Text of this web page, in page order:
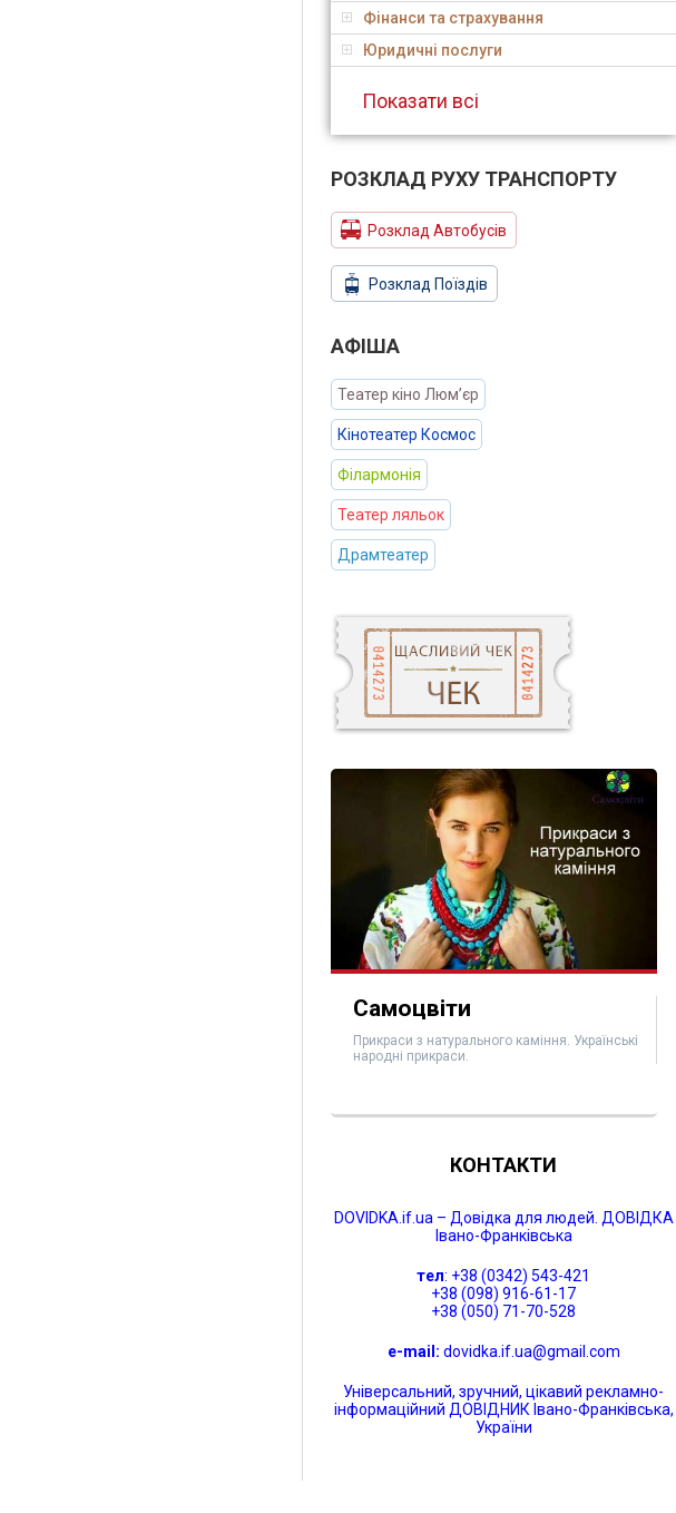
Фінанси та страхування
Юридичні послуги
Показати всі
РОЗКЛАД РУХУ ТРАНСПОРТУ
Розклад Автобусів
Розклад Поїздів
АФIША
Театер кіно Люм’єр
Кінотеатер Космос
Філармонія
Театер ляльок
Драмтеатер
Самоцвіти
Прикраси з натурального каміння. Українські
народні прикраси.
КОНТАКТИ
DOVIDKA.if.ua – Довідка для людей. ДОВІДКА
Івано-Франківська
тел: +38 (0342) 543-421
+38 (098) 916-61-17
+38 (050) 71-70-528
e-mail: dovidka.if.ua@gmail.com
Універсальний, зручний, цікавий рекламно-
інформаційний ДОВІДНИК Івано-Франківська,
України